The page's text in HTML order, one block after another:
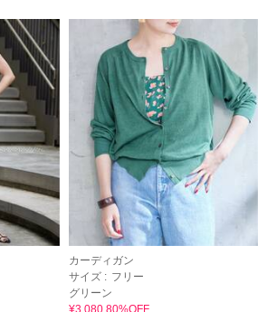
カーディガン
サイズ : フリー
グリーン
¥3,080 80%OFF